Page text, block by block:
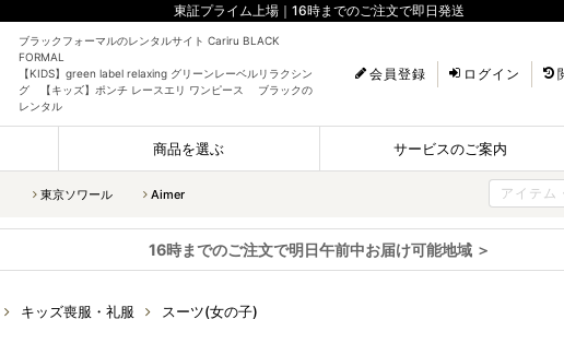
東証プライム上場｜16時までのご注文で即日発送
ブラックフォーマルのレンタルサイト Cariru BLACK
FORMAL
【KIDS】green label relaxing グリーンレーベルリラクシン
グ 【キッズ】ポンチ レースエリ ワンピース ブラックの
レンタル
会員登録 ログイン
商品を選ぶ サービスのご案内
東京ソワール Aimer
16時までのご注文で明日午前中お届け可能地域 ＞
キッズ喪服・礼服 スーツ(女の子)